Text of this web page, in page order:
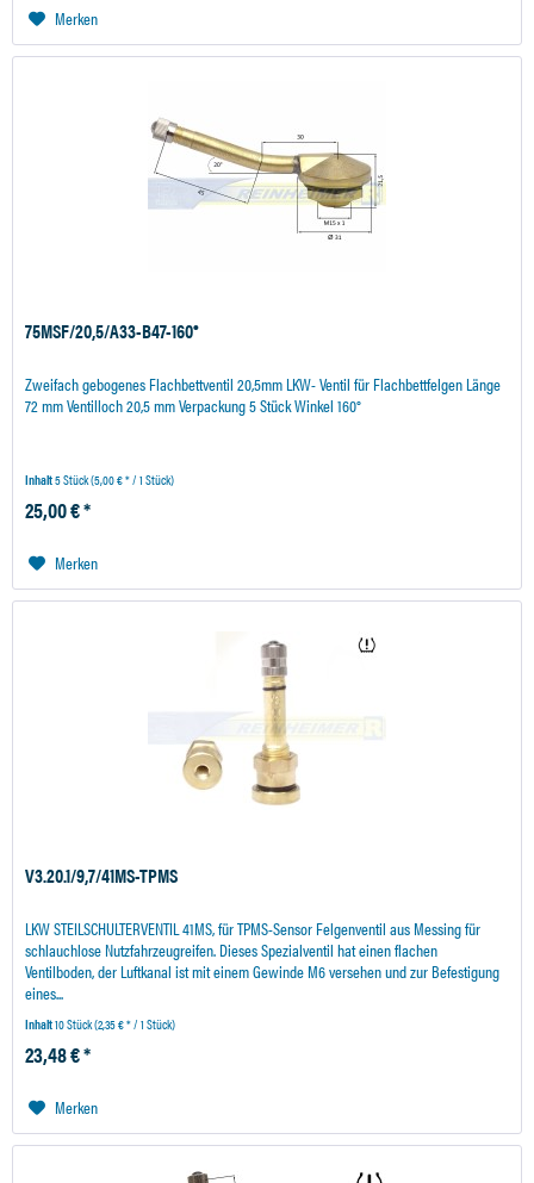
Merken
75MSF/20,5/A33-B47-160°
Zweifach gebogenes Flachbettventil 20,5mm LKW- Ventil für Flachbettfelgen Länge
72 mm Ventilloch 20,5 mm Verpackung 5 Stück Winkel 160°
Inhalt5 Stück(5,00 € * / 1 Stück)
25,00 € *
Merken
V3.20.1/9,7/41MS-TPMS
LKW STEILSCHULTERVENTIL 41MS, für TPMS-Sensor Felgenventil aus Messing für
schlauchlose Nutzfahrzeugreifen. Dieses Spezialventil hat einen flachen
Ventilboden, der Luftkanal ist mit einem Gewinde M6 versehen und zur Befestigung
eines...
Inhalt10 Stück(2,35 € * / 1 Stück)
23,48 € *
Merken